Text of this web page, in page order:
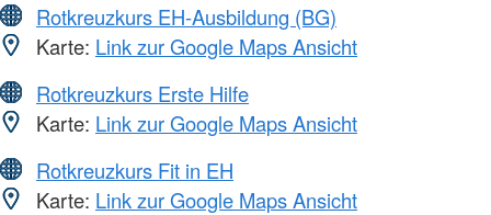
Rotkreuzkurs EH-Ausbildung (BG)
Karte: Link zur Google Maps Ansicht
Rotkreuzkurs Erste Hilfe
Karte: Link zur Google Maps Ansicht
Rotkreuzkurs Fit in EH
Karte: Link zur Google Maps Ansicht